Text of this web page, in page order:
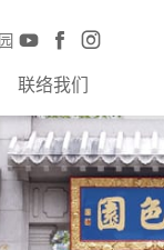
联络我们